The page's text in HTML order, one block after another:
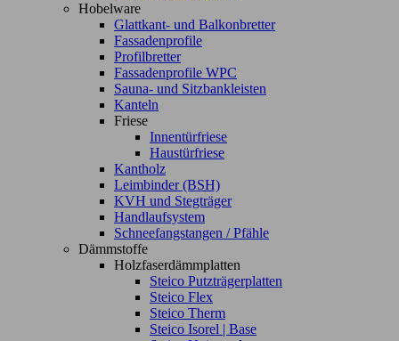
Hobelware
Glattkant- und Balkonbretter
Fassadenprofile
Profilbretter
Fassadenprofile WPC
Sauna- und Sitzbankleisten
Kanteln
Friese
Innentürfriese
Haustürfriese
Kantholz
Leimbinder (BSH)
KVH und Stegträger
Handlaufsystem
Schneefangstangen / Pfähle
Dämmstoffe
Holzfaserdämmplatten
Steico Putzträgerplatten
Steico Flex
Steico Therm
Steico Isorel | Base